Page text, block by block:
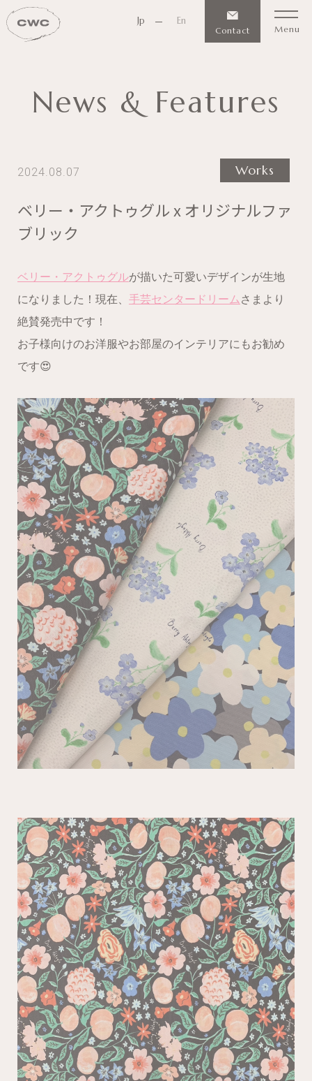
Jp En
Contact Menu
News & Features
2024.08.07 Works
ベリー・アクトゥグル x オリジナルファ
ブリック
ベリー・アクトゥグルが描いた可愛いデザインが生地
になりました！現在、 手芸センタードリームさまより
絶賛発売中です！
お子様向けのお洋服やお部屋のインテリアにもお勧め
です😍